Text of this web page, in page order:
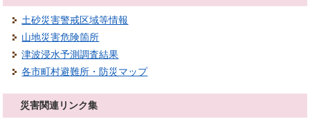
土砂災害警戒区域等情報
山地災害危険箇所
津波浸水予測調査結果
各市町村避難所・防災マップ
災害関連リンク集